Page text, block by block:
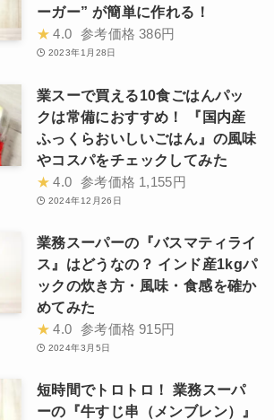
ーガー” が簡単に作れる！
★ 4.0 参考価格 386円
2023年1月28日
業スーで買える10食ごはんパッ
クは常備におすすめ！ 『国内産
ふっくらおいしいごはん』の風味
やコスパをチェックしてみた
★ 4.0 参考価格 1,155円
2024年12月26日
業務スーパーの『バスマティライ
ス』はどうなの？ インド産1kgパ
ックの炊き方・風味・食感を確か
めてみた
★ 4.0 参考価格 915円
2024年3月5日
短時間でトロトロ！ 業務スーパ
ーの『牛すじ串（メンブレン）』